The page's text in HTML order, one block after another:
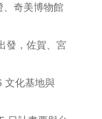
、奇美博物館
發，佐賀、宮
文化基地與